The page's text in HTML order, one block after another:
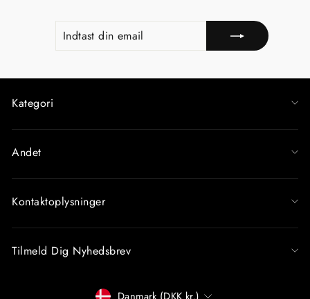
EMAIL
Kategori
Andet
Kontaktoplysninger
Tilmeld Dig Nyhedsbrev
Betalingsmiddel